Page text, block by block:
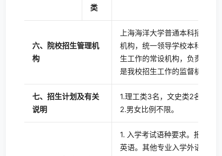
类
六、院校招生管理机
构
上海海洋大学普通本科招生工
机构，统一领导学校本科招生
生工作的常设机构，负责学校
是我校招生工作的监督机构。
七、招生计划及有关
说明
1.理工类3名，文史类2名。具
2.男女比例不限。
1. 入学考试语种要求。报考英
英语。其他专业入学外语考试